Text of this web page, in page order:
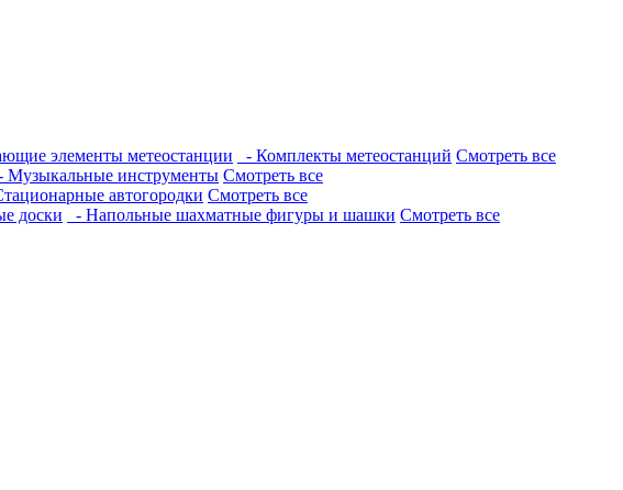
элементы метеостанции - Комплекты метеостанций Смотреть все
Музыкальные инструменты Смотреть все
автогородки Смотреть все
доски - Напольные шахматные фигуры и шашки Смотреть все